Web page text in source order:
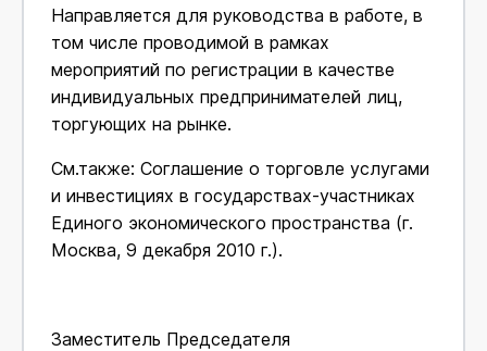
Направляется для руководства в работе, в
том числе проводимой в рамках
мероприятий по регистрации в качестве
индивидуальных предпринимателей лиц,
торгующих на рынке.
См.также: Соглашение о торговле услугами
и инвестициях в государствах-участниках
Единого экономического пространства (г.
Москва, 9 декабря 2010 г.).
Заместитель Председателя